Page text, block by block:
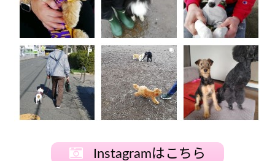
Instagramはこちら